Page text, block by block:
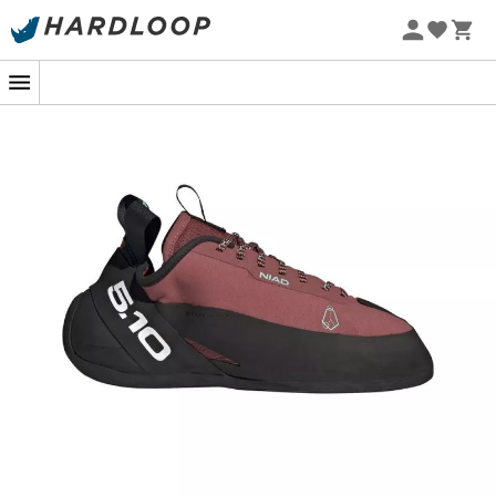
Promos d'été 🔥 -5 % EXTRA dès 2 produits* code Summer5
-5% Extra - Code Summer5